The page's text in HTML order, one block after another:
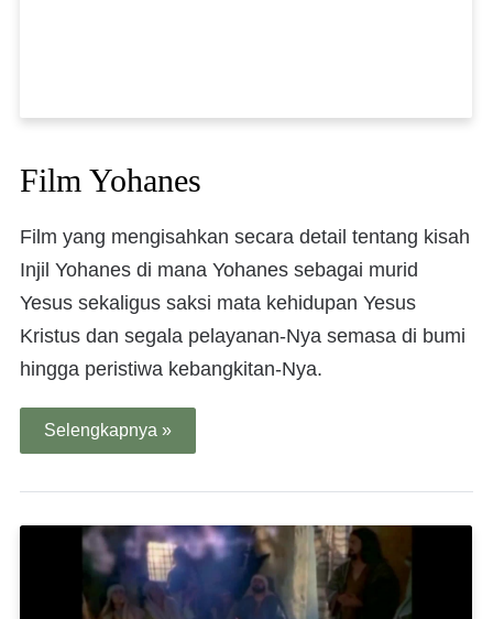
Film Yohanes
Film yang mengisahkan secara detail tentang kisah
Injil Yohanes di mana Yohanes sebagai murid
Yesus sekaligus saksi mata kehidupan Yesus
Kristus dan segala pelayanan-Nya semasa di bumi
hingga peristiwa kebangkitan-Nya.
Selengkapnya »